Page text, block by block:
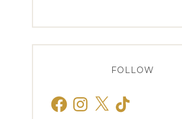
FOLLOW
FacebookInstagram
X TikTok